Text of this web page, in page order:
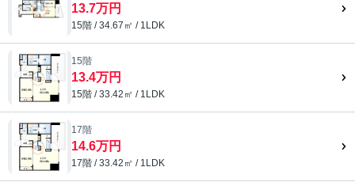
13.7万円
15階 / 34.67㎡ / 1LDK
15階
13.4万円
15階 / 33.42㎡ / 1LDK
17階
14.6万円
17階 / 33.42㎡ / 1LDK